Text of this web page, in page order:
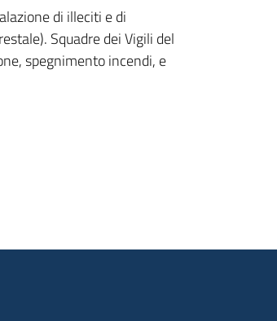
di illeciti e di
Squadre dei Vigili del
spegnimento incendi, e